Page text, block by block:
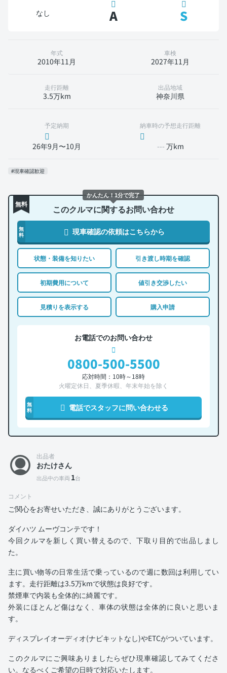
なし A S
年式
2010年11月
車検
2027年11月
走行距離
3.5万km
出品地域
神奈川県
予定納期
26年9月〜10月
納車時の予想走行距離
--- 万km
#現車確認歓迎
無料 このクルマに関するお問い合わせ
無
料
現車確認の依頼はこちらから
状態・装備を知りたい 引き渡し時期を確認
初期費用について 値引き交渉したい
見積りを表示する 購入申請
お電話でのお問い合わせ
0800-500-5500
応対時間：10時～18時
火曜定休日、夏季休暇、年末年始を除く
無
料
電話でスタッフに問い合わせる
出品者
おたけさん
出品中の車両 1台
コメント
ご関心をお寄せいただき、誠にありがとうございます。
ダイハツ ムーヴコンテです！
今回クルマを新しく買い替えるので、下取り目的で出品しまし
た。
主に買い物等の日常生活で乗っているので週に数回は利用してい
ます。走行距離は3.5万kmで状態は良好です。
禁煙車で内装も全体的に綺麗です。
外装にほとんど傷はなく、車体の状態は全体的に良いと思いま
す。
ディスプレイオーディオ(ナビキットなし)やETCがついています。
このクルマにご興味ありましたらぜひ現車確認してみてくださ
い。なるべくご希望の日時で対応いたします。
かんたん！1分で完了